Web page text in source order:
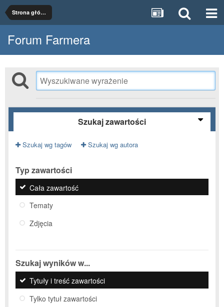
Strona główna
Forum Farmera
Szukaj zawartości
Szukaj wg tagów Szukaj wg autora
Typ zawartości
Cała zawartość
Tematy
Zdjęcia
Szukaj wyników w...
Tytuły i treść zawartości
Tylko tytuł zawartości